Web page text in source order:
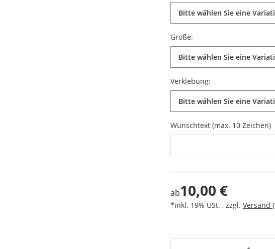
Bitte wählen Sie eine
Größe:
Bitte wählen Sie eine
Verklebung:
Bitte wählen Sie eine
Wunschtext (max. 10 Zeichen)
ab10,00 €
*inkl. 19% USt. , zzgl. Versand